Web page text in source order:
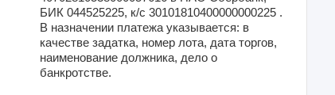
БИК 044525225, к/с 30101810400000000225 .
В назначении платежа указывается: в
качестве задатка, номер лота, дата торгов,
наименование должника, дело о
банкротстве.